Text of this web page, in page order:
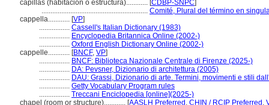
capillas (habitación o estructura)............ [CDBP-SNPC]
........................................................... Comité, Plural del término en
cappella............ [VP]
................. Cassell's Italian Dictionary (1983)
................. Encyclopedia Britannica Online (2002-)
................. Oxford English Dictionary Online (2002-)
cappelle............ [BNCF, VP]
................. BNCF: Biblioteca Nazionale Centrale di Firenze (2025-)
................. DA: Pevsner, Dizionario di architettura (2005)
................. DAU: Grassi, Dizionario di arte. Termini, movimenti e stili
................. Getty Vocabulary Program rules
................. Treccani Enciclopedia [online](2025-)
chapel (room or structure)............ [AASLH Preferred , CHIN / RCIP Preferred ,